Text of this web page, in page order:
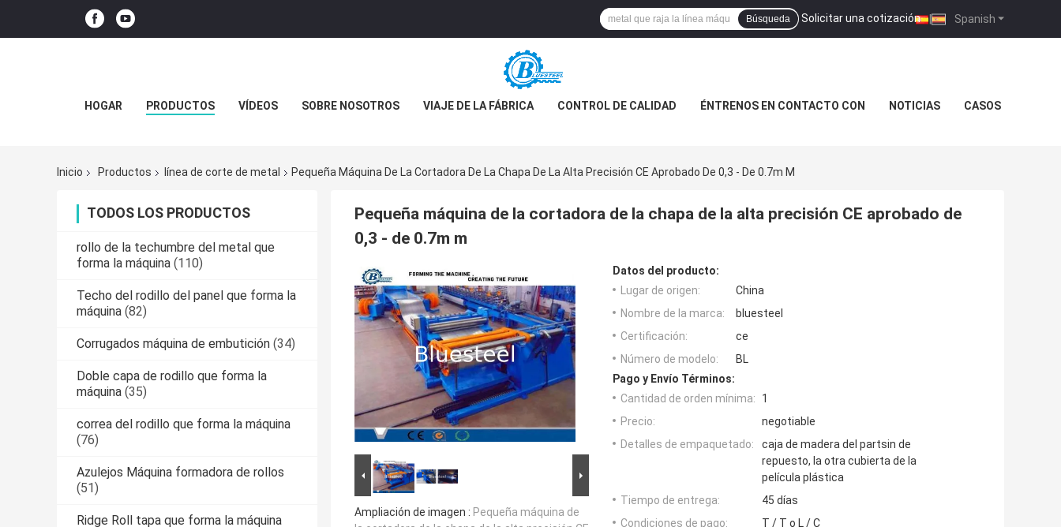
Spanish
Solicitar una cotización |
Búsqueda
HOGAR PRODUCTOS VÍDEOS SOBRE NOSOTROS VIAJE DE LA FÁBRICA CONTROL DE CALIDAD ÉNTRENOS EN CONTACTO CON NOTICIAS CASOS
Inicio Productos línea de corte de metal Pequeña Máquina De La Cortadora De La Chapa De La Alta Precisión CE Aprobado De 0,3 - De 0.7m M
TODOS LOS PRODUCTOS
rollo de la techumbre del metal que
forma la máquina (110)
Techo del rodillo del panel que forma la
máquina (82)
Corrugados máquina de embutición (34)
Doble capa de rodillo que forma la
máquina (35)
correa del rodillo que forma la máquina
(76)
Azulejos Máquina formadora de rollos
(51)
Ridge Roll tapa que forma la máquina
Pequeña máquina de la cortadora de la chapa de la alta precisión CE aprobado de
0,3 - de 0.7m m
Ampliación de imagen : Pequeña máquina de
Datos del producto:
Lugar de origen:
China
Nombre de la marca:
bluesteel
Certificación:
ce
Número de modelo:
BL
Pago y Envío Términos:
Cantidad de orden mínima:
1
Precio:
negotiable
Detalles de empaquetado:
caja de madera del partsin de
repuesto, la otra cubierta de la
película plástica
Tiempo de entrega:
45 días
Condiciones de pago:
T / T o L / C